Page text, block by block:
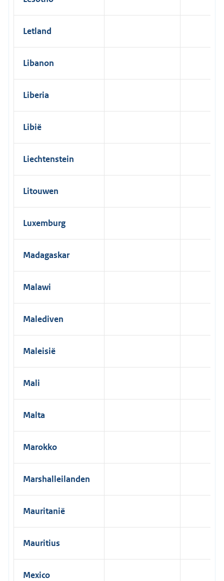
Letland
Libanon
Liberia
Libië
Liechtenstein
Litouwen
Luxemburg
Madagaskar
Malawi
Malediven
Maleisië
Mali
Malta
Marokko
Marshalleilanden
Mauritanië
Mauritius
Mexico